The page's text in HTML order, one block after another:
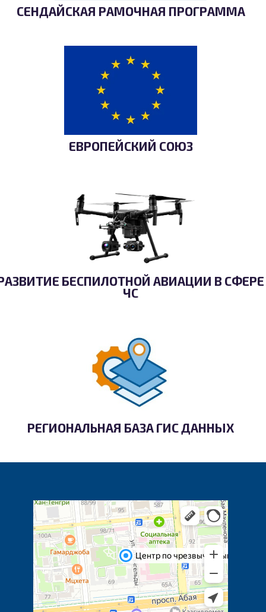
СЕНДАЙСКАЯ РАМОЧНАЯ ПРОГРАММА
ЕВРОПЕЙСКИЙ СОЮЗ
БЕСПИЛОТНОЙ АВИАЦИИ В СФЕРЕ
ЧС
РЕГИОНАЛЬНАЯ БАЗА ГИС ДАННЫХ